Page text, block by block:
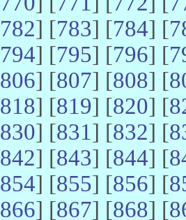
782] [783] [784] [
794] [795] [796] [
806] [807] [808] [
818] [819] [820] [
830] [831] [832] [
842] [843] [844] [
854] [855] [856] [
866] [867] [868] [